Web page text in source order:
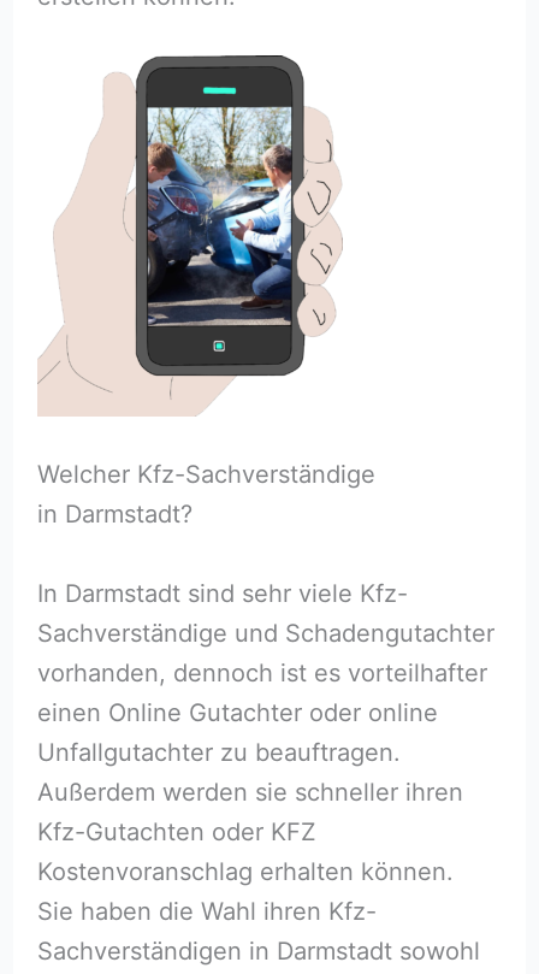
Welcher Kfz-Sachverständige
in Darmstadt?
In Darmstadt sind sehr viele Kfz-
Sachverständige und Schadengutachter
vorhanden, dennoch ist es vorteilhafter
einen Online Gutachter oder online
Unfallgutachter zu beauftragen.
Außerdem werden sie schneller ihren
Kfz-Gutachten oder KFZ
Kostenvoranschlag erhalten können.
Sie haben die Wahl ihren Kfz-
Sachverständigen in Darmstadt sowohl